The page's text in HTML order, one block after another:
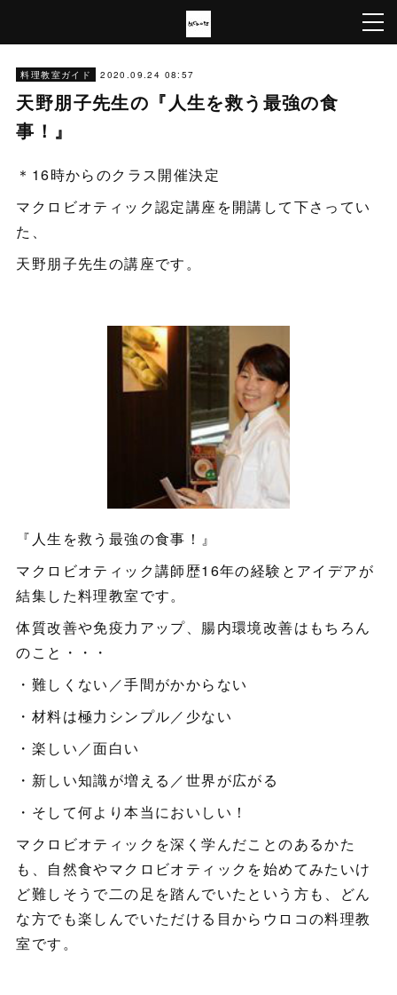
料理教室ガイド 2020.09.24 08:57
天野朋子先生の『人生を救う最強の食
事！』
＊16時からのクラス開催決定
マクロビオティック認定講座を開講して下さってい
た、
天野朋子先生の講座です。
『人生を救う最強の食事！』
マクロビオティック講師歴16年の経験とアイデアが
結集した料理教室です。
体質改善や免疫力アップ、腸内環境改善はもちろん
のこと・・・
・難しくない／手間がかからない
・材料は極力シンプル／少ない
・楽しい／面白い
・新しい知識が増える／世界が広がる
・そして何より本当においしい！
マクロビオティックを深く学んだことのあるかた
も、自然食やマクロビオティックを始めてみたいけ
ど難しそうで二の足を踏んでいたという方も、どん
な方でも楽しんでいただける目からウロコの料理教
室です。